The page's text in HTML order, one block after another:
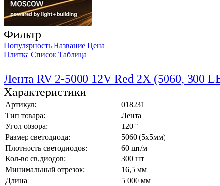
Фильтр
Популярность Название Цена
Плитка Список Таблица
Лента RV 2-5000 12V Red 2X (5060, 300
Характеристики
Артикул:
018231
Тип товара:
Лента
Угол обзора:
120 °
Размер светодиода:
5060 (5x5мм)
Плотность светодиодов:
60 шт/м
Кол-во св.диодов:
300 шт
Минимальный отрезок:
16,5 мм
Длина:
5 000 мм